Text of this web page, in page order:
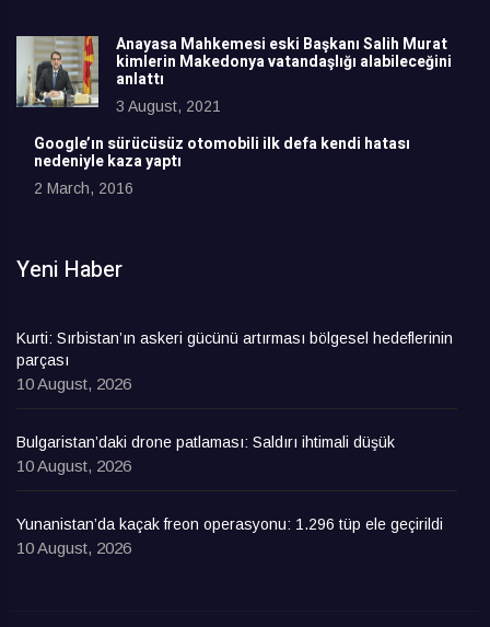
Anayasa Mahkemesi eski Başkanı Salih Murat
kimlerin Makedonya vatandaşlığı alabileceğini
anlattı
3 August, 2021
Google’ın sürücüsüz otomobili ilk defa kendi hatası
nedeniyle kaza yaptı
2 March, 2016
Yeni Haber
Kurti: Sırbistan’ın askeri gücünü artırması bölgesel hedeflerinin
parçası
10 August, 2026
Bulgaristan’daki drone patlaması: Saldırı ihtimali düşük
10 August, 2026
Yunanistan’da kaçak freon operasyonu: 1.296 tüp ele geçirildi
10 August, 2026